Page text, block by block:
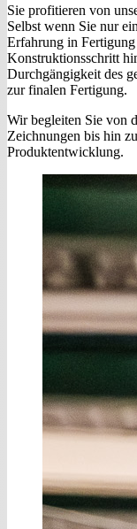
Sie profitieren von
Selbst wenn Sie nur
Erfahrung in
Konstruktionsschritt
Durchgängigkeit des
zur finalen Fertigung.
Wir begleiten Sie von
Zeichnungen bis hin
Produktentwicklung.